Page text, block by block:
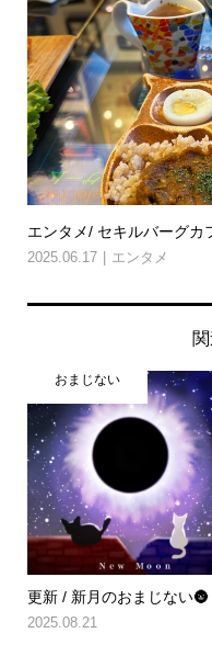
エンタメ/ セキルバーグカ
2025.06.17 エンタメ
おまじない
更新 / 新月のおまじない🌚
2025.08.21